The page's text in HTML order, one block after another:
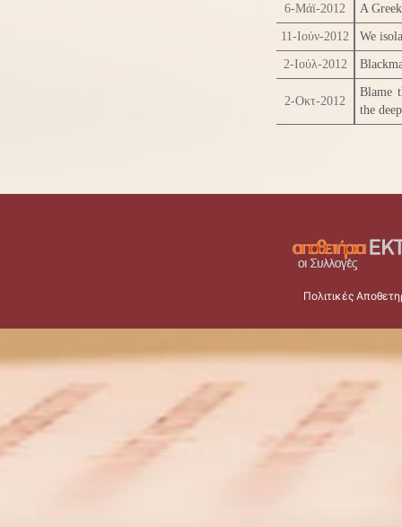
6-Μάϊ-2012 A
11-Ιούν-2012 We
2-Ιούλ-2012
2-Οκτ-2012
Blame
the